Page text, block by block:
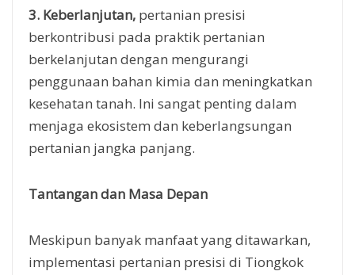
3. Keberlanjutan, pertanian presisi
berkontribusi pada praktik pertanian
berkelanjutan dengan mengurangi
penggunaan bahan kimia dan meningkatkan
kesehatan tanah. Ini sangat penting dalam
menjaga ekosistem dan keberlangsungan
pertanian jangka panjang.
Tantangan dan Masa Depan
Meskipun banyak manfaat yang ditawarkan,
implementasi pertanian presisi di Tiongkok